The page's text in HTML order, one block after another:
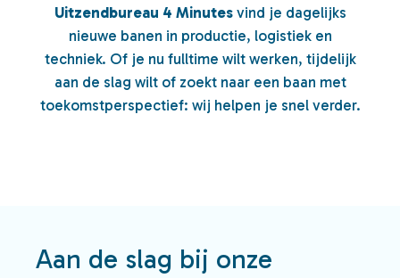
Uitzendbureau 4 Minutesvind je dagelijks
nieuwe banen in productie, logistiek en
techniek. Of je nu fulltime wilt werken, tijdelijk
aan de slag wilt of zoekt naar een baan met
toekomstperspectief: wij helpen je snel verder.
Aan de slag bij onze